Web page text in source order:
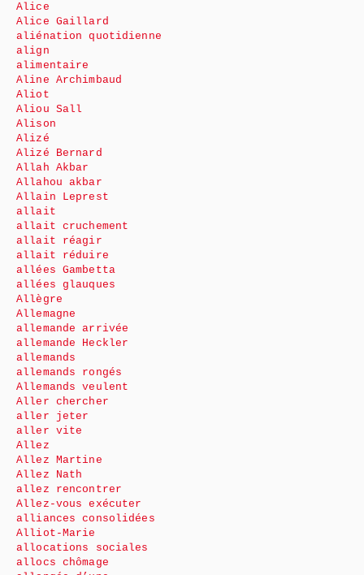
Alice
Alice Gaillard
aliénation quotidienne
align
alimentaire
Aline Archimbaud
Aliot
Aliou Sall
Alison
Alizé
Alizé Bernard
Allah Akbar
Allahou akbar
Allain Leprest
allait
allait cruchement
allait réagir
allait réduire
allées Gambetta
allées glauques
Allègre
Allemagne
allemande arrivée
allemande Heckler
allemands
allemands rongés
Allemands veulent
Aller chercher
aller jeter
aller vite
Allez
Allez Martine
Allez Nath
allez rencontrer
Allez-vous exécuter
alliances consolidées
Alliot-Marie
allocations sociales
allocs chômage